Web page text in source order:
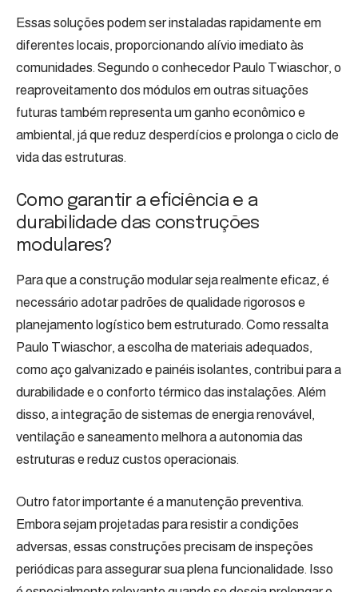
Essas soluções podem ser instaladas rapidamente em
diferentes locais, proporcionando alívio imediato às
comunidades. Segundo o conhecedor Paulo Twiaschor, o
reaproveitamento dos módulos em outras situações
futuras também representa um ganho econômico e
ambiental, já que reduz desperdícios e prolonga o ciclo de
vida das estruturas.
Como garantir a eficiência e a
durabilidade das construções
modulares?
Para que a construção modular seja realmente eficaz, é
necessário adotar padrões de qualidade rigorosos e
planejamento logístico bem estruturado. Como ressalta
Paulo Twiaschor, a escolha de materiais adequados,
como aço galvanizado e painéis isolantes, contribui para a
durabilidade e o conforto térmico das instalações. Além
disso, a integração de sistemas de energia renovável,
ventilação e saneamento melhora a autonomia das
estruturas e reduz custos operacionais.
Outro fator importante é a manutenção preventiva.
Embora sejam projetadas para resistir a condições
adversas, essas construções precisam de inspeções
periódicas para assegurar sua plena funcionalidade. Isso